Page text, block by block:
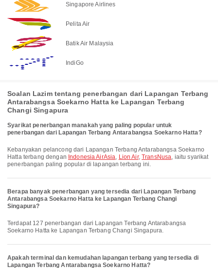
Singapore Airlines
Pelita Air
Batik Air Malaysia
IndiGo
Soalan Lazim tentang penerbangan dari Lapangan Terbang
Antarabangsa Soekarno Hatta ke Lapangan Terbang
Changi Singapura
Syarikat penerbangan manakah yang paling popular untuk
penerbangan dari Lapangan Terbang Antarabangsa Soekarno Hatta?
Kebanyakan pelancong dari Lapangan Terbang Antarabangsa Soekarno
Hatta terbang dengan Indonesia AirAsia, Lion Air,TransNusa, iaitu syarikat
penerbangan paling popular di lapangan terbang ini.
Berapa banyak penerbangan yang tersedia dari Lapangan Terbang
Antarabangsa Soekarno Hatta ke Lapangan Terbang Changi
Singapura?
Terdapat 127 penerbangan dari Lapangan Terbang Antarabangsa
Soekarno Hatta ke Lapangan Terbang Changi Singapura.
Apakah terminal dan kemudahan lapangan terbang yang tersedia di
Lapangan Terbang Antarabangsa Soekarno Hatta?